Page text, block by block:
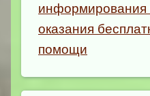
информирования
оказания
помощи